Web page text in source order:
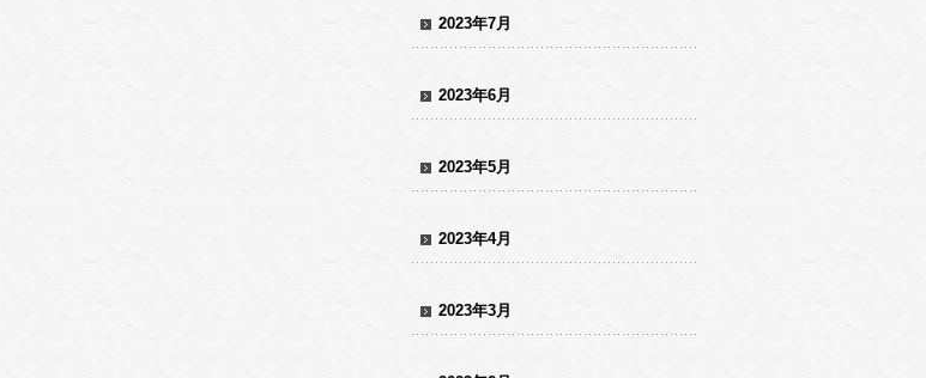
2023年7月
2023年6月
2023年5月
2023年4月
2023年3月